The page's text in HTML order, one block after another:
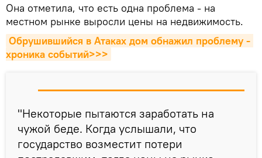
Она отметила, что есть одна проблема - на
местном рынке выросли цены на недвижимость.
Обрушившийся в Атаках дом обнажил проблему -
хроника событий>>>
"Некоторые пытаются заработать на
чужой беде. Когда услышали, что
государство возместит потери